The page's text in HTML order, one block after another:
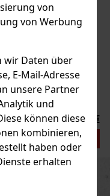
von
von Werbung
wir Daten über
E-Mail-Adresse
unsere Partner
und
können diese
kombinieren,
haben oder
erhalten
mit
wahrer
von
eine
11.20 €